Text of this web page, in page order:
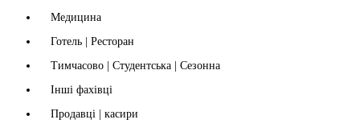
Медицина
Готель | Ресторан
Тимчасово | Студентська | Сезонна
Інші фахівці
Продавці | касири